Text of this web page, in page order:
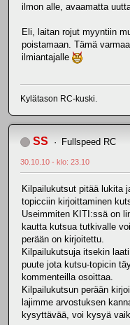
ilmon alle, avaamatta
Eli, laitan rojut myyntiin
poistamaan. Tämä
ilmiantajalle
Kylätason RC-kuski.
SS Fullspeed RC
30.10.10 - klo: 23.10
Kilpailukutsut pitää lukita
topicciin kirjoittaminen
Useimmiten KITI:ssä on
kautta kutsua tutkivalle
perään on kirjoitettu.
Kilpailukutsuja itsekin
puute jota kutsu-topicin
kommenteilla osoittaa.
Kilpailukutsun perään
lajimme arvostuksen
kysyttävää, voi kysyä